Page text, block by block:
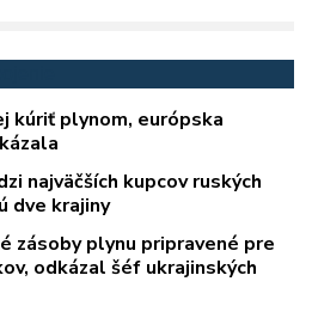
kúriť plynom, európska
najväčších kupcov ruských
dve krajiny
zásoby plynu pripravené pre
odkázal šéf ukrajinských